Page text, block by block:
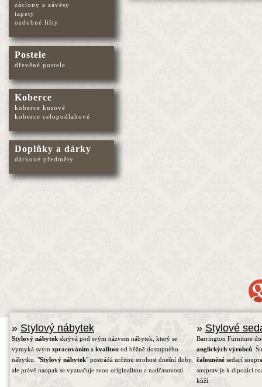
záclony a závěsy
tapety
ozdobné lišty
Postele
dřevěné postele
Koberce
koberce kusové
koberce celopodlahové
Doplňky a dárky
dárkové předměty
» Stylový nábytek
Stylový nábytek skrývá pod svým názvem nábytek, který se
vymyká svým zpracováním a kvalitou od běžně dostupného
nábytku. "Stylový nábytek" postrádá určitou strohost dnešní doby,
ale právě naopak se vyznačuje svou originalitou a nadčasovostí.
» Stylové
Barrington Furniture
anglických výrobců.
čalouněnésedací
souprav je k dipozici
kůží.